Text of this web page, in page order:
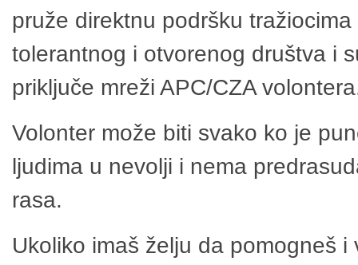
pruže direktnu podršku
tolerantnog i otvorenog društva i
priključe mreži APC/CZA
Volonter može biti svako ko je
ljudima u nevolji i nema
rasa.
Ukoliko imaš želju da pomogneš